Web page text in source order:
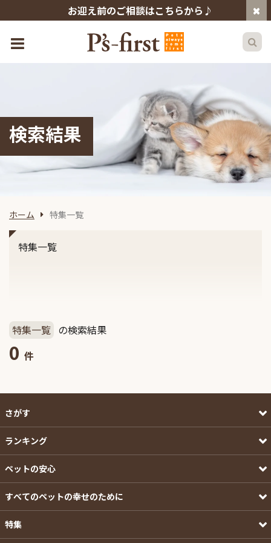
お迎え前のご相談はこちらから♪
検索結果
ホーム 特集一覧
特集一覧
特集一覧 の検索結果
0 件
さがす
ランキング
ペットの安心
すべてのペットの幸せのために
特集